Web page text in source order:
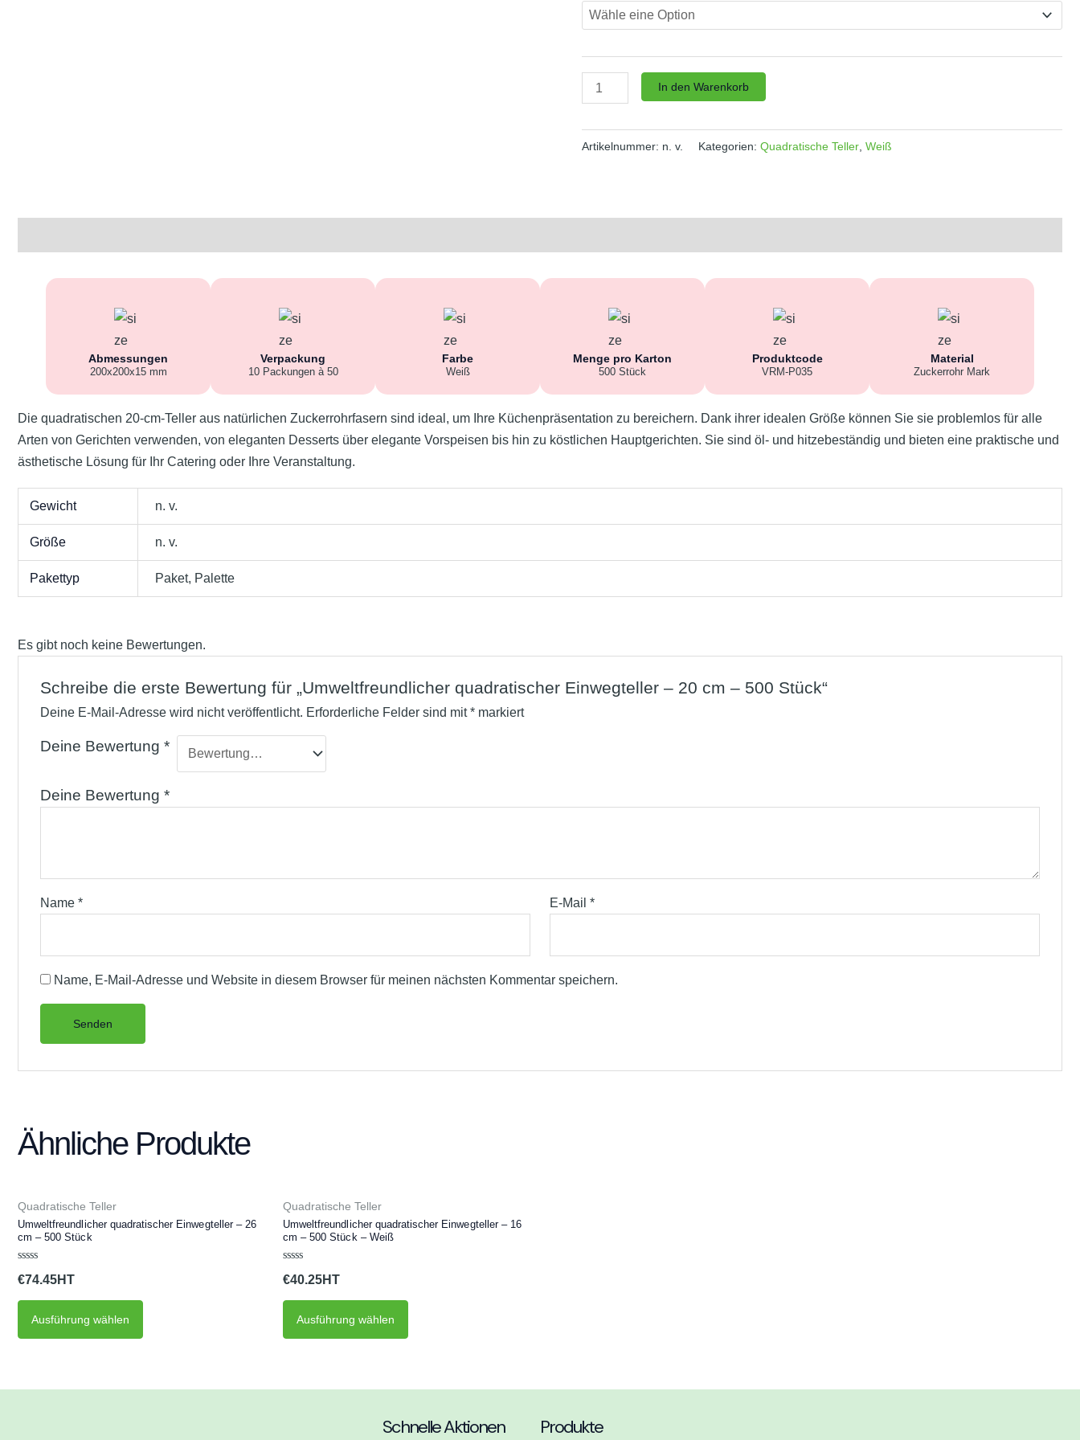
In den Warenkorb
Artikelnummer: n. v. Kategorien: Quadratische Teller Weiß
Abmessungen
200x200x15 mm
Verpackung
10 Packungen à 50
Farbe
Weiß
Menge pro Karton
500 Stück
Produktcode
VRM-P035
Material
Zuckerrohr Mark
Die quadratischen 20-cm-Teller aus natürlichen Zuckerrohrfasern sind ideal, um Ihre Küchenpräsentation zu bereichern. Dank ihrer idealen Größe können Sie sie problemlos für alle
Arten von Gerichten verwenden, von eleganten Desserts über elegante Vorspeisen bis hin zu köstlichen Hauptgerichten. Sie sind öl- und hitzebeständig und bieten eine praktische und
ästhetische Lösung für Ihr Catering oder Ihre Veranstaltung.
Gewicht n. v.
Größe n. v.
Pakettyp Paket, Palette
Es gibt noch keine Bewertungen.
Schreibe die erste Bewertung für „Umweltfreundlicher quadratischer Einwegteller – 20 cm – 500 Stück“
Deine E-Mail-Adresse wird nicht veröffentlicht. Erforderliche Felder sind mit*markiert
Deine Bewertung *
Deine Bewertung *
Name * E-Mail*
Name, E-Mail-Adresse und Website in diesem Browser für meinen nächsten Kommentar speichern.
Ähnliche Produkte
Quadratische Teller
Umweltfreundlicher quadratischer Einwegteller – 26
cm – 500 Stück
mit
von
€74.45
Ausführung wählen
Produkt
auf.
auf
Quadratische Teller
Umweltfreundlicher quadratischer Einwegteller – 16
cm – 500 Stück – Weiß
mit
von
€40.25
Ausführung wählen
Produkt
auf.
auf
Produktseite
Schnelle Aktionen Produkte